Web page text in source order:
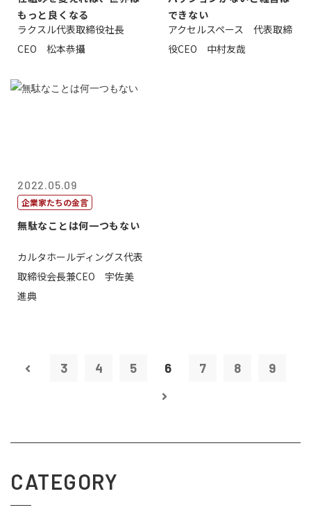
もっと良くなる
ラクスル代表取締役社長
CEO 松本恭攝
できない
アクセルスペース 代表取締
役CEO 中村友哉
2022.05.09
企業家たちの金言
無駄なことは何一つもない
カルタホールディングス代表
取締役会長兼CEO 宇佐美
進典
3 4 5 6 7 8 9
CATEGORY